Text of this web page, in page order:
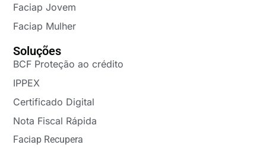
Faciap Jovem
Faciap Mulher
Soluções
BCF Proteção ao crédito
IPPEX
Certificado Digital
Nota Fiscal Rápida
Faciap Recupera